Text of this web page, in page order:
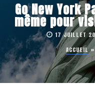
Go New York
même pour
17 JUILLET
ACCUEIL »